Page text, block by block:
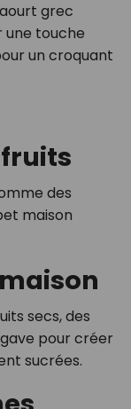
grec
une touche
un croquant
des
maison
secs, des
pour créer
sucrées.